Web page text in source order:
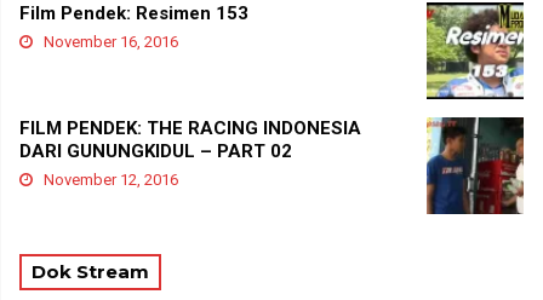
Film Pendek: Resimen 153
November 16, 2016
FILM PENDEK: THE RACING INDONESIA
DARI GUNUNGKIDUL – PART 02
November 12, 2016
Dok Stream